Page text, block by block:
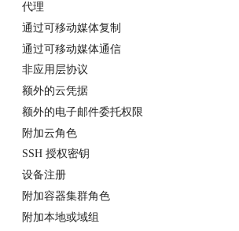
代理
通过可移动媒体复制
通过可移动媒体通信
非应用层协议
额外的云凭据
额外的电子邮件委托权限
附加云角色
SSH 授权密钥
设备注册
附加容器集群角色
附加本地或域组